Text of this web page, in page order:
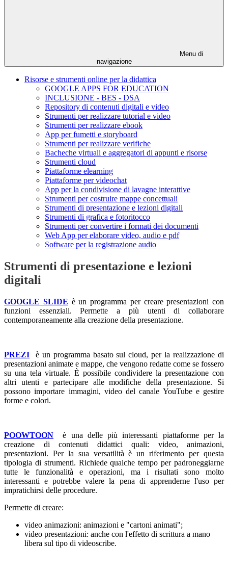
Menu di
navigazione
Risorse e strumenti online per la didattica
GOOGLE APPS FOR EDUCATION
INCLUSIONE - BES - DSA
Repository di contenuti digitali e video
Strumenti per realizzare tutorial e video
Strumenti per realizzare ebook
App per fumetti e storyboard
Strumenti per realizzare verifiche
Bacheche virtuali e aggregatori di appunti e risorse
Strumenti cloud
Piattaforme elearning
Piattaforme per videochat
App per la condivisione di lavagne interattive
Strumenti per costruire mappe concettuali
Strumenti di presentazione e lezioni digitali
Strumenti di grafica e fotoritocco
Strumenti per convertire i formati dei documenti
Web App per elaborare video, audio e pdf
Software per la registrazione audio
Strumenti di presentazione e lezioni
digitali
GOOGLE SLIDE è un programma per creare presentazioni con
funzioni essenziali. Permette a più utenti di collaborare
contemporaneamente alla creazione della presentazione.
PREZI è un programma basato sul cloud, per la realizzazione di
presentazioni animate e mappe, che vengono redatte come se fossero
su una tela virtuale. È possibile condividere la presentazione con
altri utenti e partecipare alle modifiche della presentazione. Si
possono importare immagini, video del canale YouTube e gestire
forme e colori.
POOWTOON è una delle più interessanti piattaforme per la
creazione di contenuti didattici quali: video, animazioni,
presentazioni. Per la sua versatilità è un riferimento per questa
tipologia di strumenti. Richiede qualche tempo per padroneggiarne
tutte le funzionalità e operazioni, ma i risultati sono molto
interessanti e potrebbe valere la pena di apprenderne l'uso per
impratichirsi delle procedure.
Permette di creare:
video animazioni: animazioni e "cartoni animati";
video presentazioni: anche con l'effetto di scrittura a mano
libera sul tipo di videoscribe.